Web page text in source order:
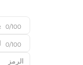
0/100
0/100
الرمز